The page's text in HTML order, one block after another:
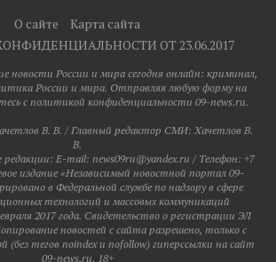
О сайте
Карта сайта
ОТ 23.06.2017
новости России и мира сегодня онлайн: криминал,
России и мира. Отправляя любую форму на
с политикой конфиденциальности 09-news.ru.
B. B. / Главный редактор СМИ: Хaчeтлoв B.
B.
E-mail: news09ru@yandex.ru / Телефон: +7
издание «Независимый новостной портал 09-
в Федеральной службе по надзору в сфере
технологий и массовых коммуникаций
2017 года. Свидетельство о регистрации ЭЛ
новостей с сайта разрешено, только с
(без тегов noindex и nofollow) гиперссылки на сайт
09-news.ru. 18+